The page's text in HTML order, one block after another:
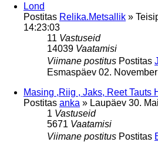
Lond
Postitas Relika.Metsallik »
14:23:03
11 Vastuseid
14039 Vaatamisi
Viimane postitus Postitas
Esmaspäev 02.
Masing ,Riig , Jaks, Reet Tauts
Postitas anka » Laupäev 30.
1 Vastuseid
5671 Vaatamisi
Viimane postitus Postitas